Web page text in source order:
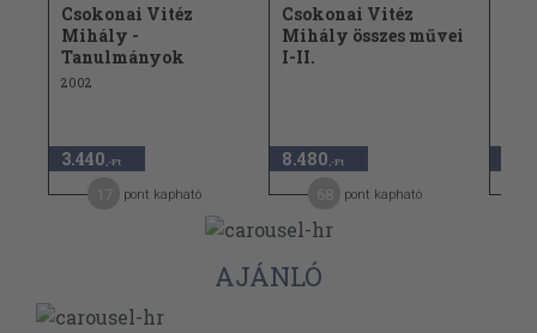
Csokonai Vitéz
Mihály -
Tanulmányok
2002
3.440 ,-Ft
pont kapható
Csokonai Vitéz
Mihály összes művei
I-II.
8.480 ,-Ft
pont kapható
AJÁNLÓ